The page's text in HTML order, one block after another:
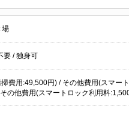
場
要 /独身可
費用:49,500円) / その他費用(スマー
の他費用(スマートロック利用料